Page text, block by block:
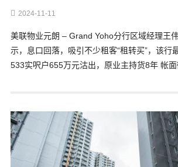
2024-11-11
美联物业元朗 – Grand Yoho分行区域经理王
示，息口回落，吸引不少租客“租转买”，该行
533实呎户655万元沽出，原业主持货8年 帐